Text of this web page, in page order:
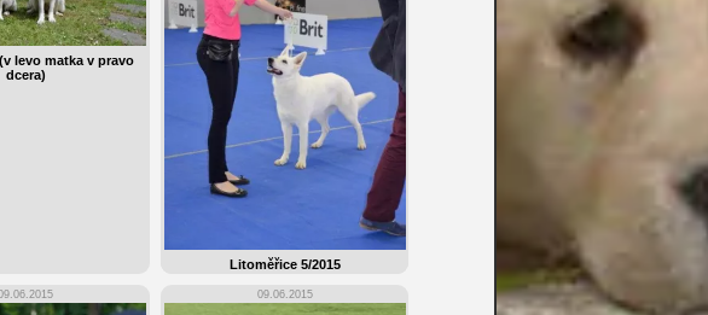
levo matka v pravo
dcera)
Litoměřice 5/2015
09.06.2015